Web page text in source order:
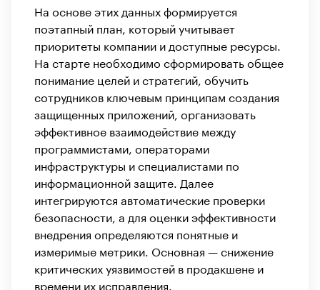
На основе этих данных формируется
поэтапный план, который учитывает
приоритеты компании и доступные ресурсы.
На старте необходимо сформировать общее
понимание целей и стратегий, обучить
сотрудников ключевым принципам создания
защищенных приложений, организовать
эффективное взаимодействие между
программистами, операторами
инфраструктуры и специалистами по
информационной защите. Далее
интегрируются автоматические проверки
безопасности, а для оценки эффективности
внедрения определяются понятные и
измеримые метрики. Основная — снижение
критических уязвимостей в продакшене и
времени их исправления.